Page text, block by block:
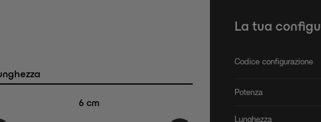
6 cm
La tua
Codice configurazione
Potenza
Lunghezza